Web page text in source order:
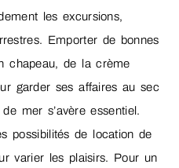
les excursions,
Emporter de bonnes
chapeau, de la crème
garder ses affaires au sec
mer s’avère essentiel.
possibilités de location de
varier les plaisirs. Pour un